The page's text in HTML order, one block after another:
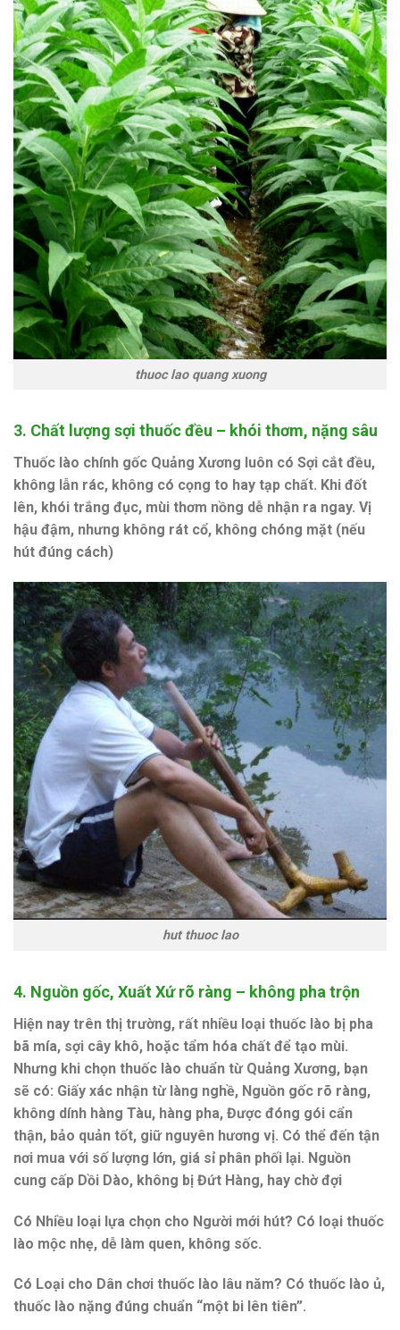
thuoc lao quang xuong
3. Chất lượng sợi thuốc đều – khói thơm, nặng sâu
Thuốc lào chính gốc Quảng Xương luôn có Sợi cắt đều,
không lẫn rác, không có cọng to hay tạp chất. Khi đốt
lên, khói trắng đục, mùi thơm nồng dễ nhận ra ngay. Vị
hậu đậm, nhưng không rát cổ, không chóng mặt (nếu
hút đúng cách)
hut thuoc lao
4. Nguồn gốc, Xuất Xứ rõ ràng – không pha trộn
Hiện nay trên thị trường, rất nhiều loại thuốc lào bị pha
bã mía, sợi cây khô, hoặc tẩm hóa chất để tạo mùi.
Nhưng khi chọn thuốc lào chuẩn từ Quảng Xương, bạn
sẽ có: Giấy xác nhận từ làng nghề, Nguồn gốc rõ ràng,
không dính hàng Tàu, hàng pha, Được đóng gói cẩn
thận, bảo quản tốt, giữ nguyên hương vị. Có thể đến tận
nơi mua với số lượng lớn, giá sỉ phân phối lại. Nguồn
cung cấp Dồi Dào, không bị Đứt Hàng, hay chờ đợi
Có Nhiều loại lựa chọn cho Người mới hút? Có loại thuốc
lào mộc nhẹ, dễ làm quen, không sốc.
Có Loại cho Dân chơi thuốc lào lâu năm? Có thuốc lào ủ,
thuốc lào nặng đúng chuẩn “một bi lên tiên”.